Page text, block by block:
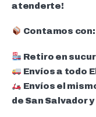
atenderte!
Contamos con:
Retiro en
Envíos a todo
Envíos el
de San Salvador